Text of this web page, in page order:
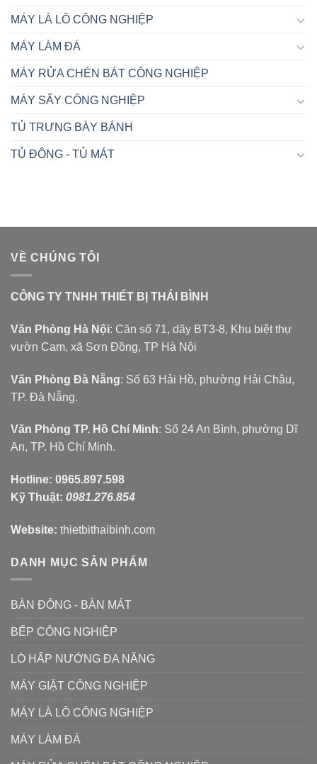
MÁY LÀ LÔ CÔNG NGHIỆP
MÁY LÀM ĐÁ
MÁY RỬA CHÉN BÁT CÔNG NGHIỆP
MÁY SẤY CÔNG NGHIỆP
TỦ TRƯNG BÀY BÁNH
TỦ ĐÔNG - TỦ MÁT
VỀ CHÚNG TÔI
CÔNG TY TNHH THIẾT BỊ THÁI BÌNH
Văn Phòng Hà Nội: Căn số 71, dãy BT3-8, Khu biệt thự
vườn Cam, xã Sơn Đồng, TP Hà Nội
Văn Phòng Đà Nẵng: Số 63 Hải Hồ, phường Hải Châu,
TP. Đà Nẵng.
Văn Phòng TP. Hồ Chí Minh: Số 24 An Bình, phường Dĩ
An, TP. Hồ Chí Minh.
Hotline: 0965.897.598
Kỹ Thuật: 0981.276.854
Website: thietbithaibinh.com
DANH MỤC SẢN PHẨM
BÀN ĐÔNG - BÀN MÁT
BẾP CÔNG NGHIỆP
LÒ HẤP NƯỚNG ĐA NĂNG
MÁY GIẶT CÔNG NGHIỆP
MÁY LÀ LÔ CÔNG NGHIỆP
MÁY LÀM ĐÁ